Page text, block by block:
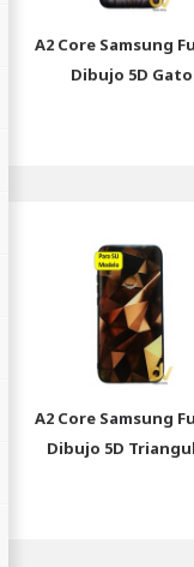
A2 Core Samsung
Dibujo 5D Gato
A2 Core Samsung
Dibujo 5D